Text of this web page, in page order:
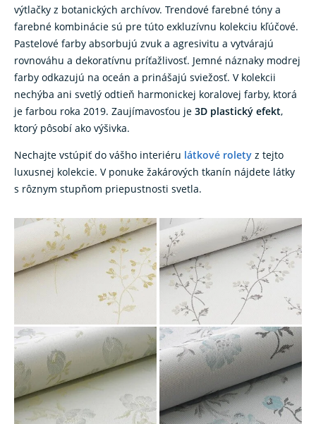
výtlačky z botanických archívov. Trendové farebné tóny a
farebné kombinácie sú pre túto exkluzívnu kolekciu kľúčové.
Pastelové farby absorbujú zvuk a agresivitu a vytvárajú
rovnováhu a dekoratívnu príťažlivosť. Jemné náznaky modrej
farby odkazujú na oceán a prinášajú sviežosť. V kolekcii
nechýba ani svetlý odtieň harmonickej koralovej farby, ktorá
je farbou roka 2019. Zaujímavosťou je 3D plastický efekt,
ktorý pôsobí ako výšivka.
Nechajte vstúpiť do vášho interiéru látkové rolety z tejto
luxusnej kolekcie. V ponuke žakárových tkanín nájdete látky
s rôznym stupňom priepustnosti svetla.